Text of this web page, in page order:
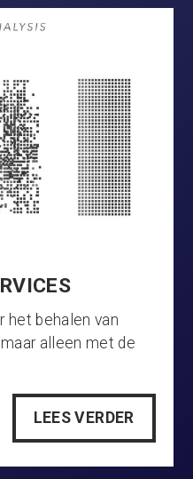
het behalen van
alleen met de
LEES VERDER